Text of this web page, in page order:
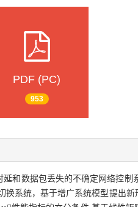
PDF (PC)
953
延和数据包丢失的不确定网络控
换系统，基于增广系统模型提出